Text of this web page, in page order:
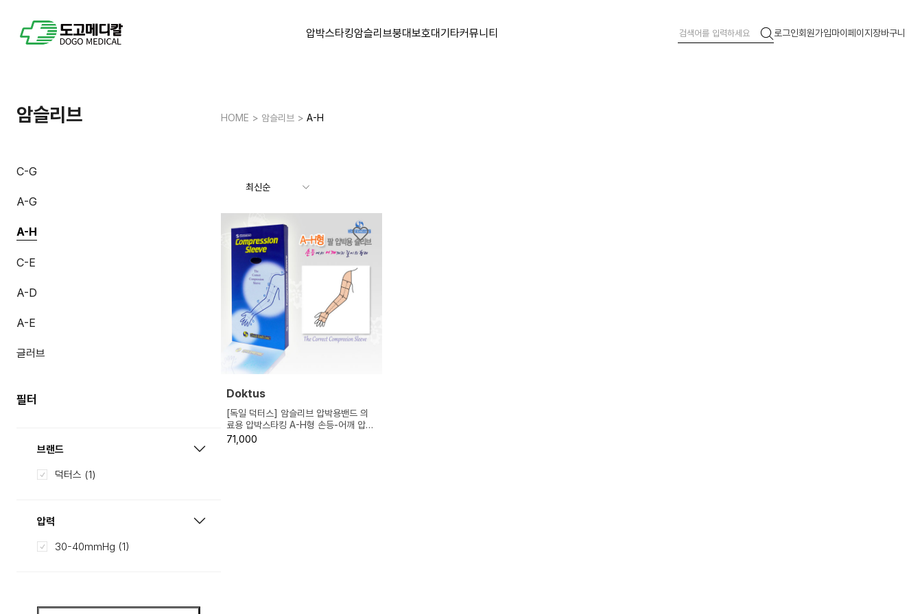
압박스타킹암슬리브붕대보호대기타커뮤니티 로그인회원가입마이페이지장바구니
암슬리브
C-G
A-G
A-H
C-E
A-D
A-E
글러브
필터
브랜드
덕터스 (1)
압력
30-40mmHg (1)
HOME > 암슬리브 >A-H
Doktus
[독일 덕터스] 암슬리브 압박용밴드 의
료용 압박스타킹 A-H형 손등-어깨 압박
좌/우 구분 CCL2 (30-40mmHg)
71,000